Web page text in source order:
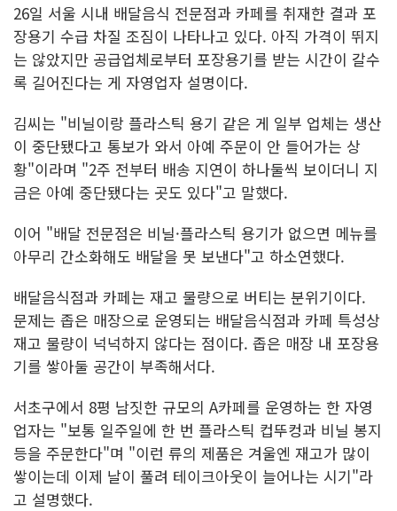
26일 서울 시내 배달음식 전문점과 카페를 취재한 결과 포
장용기 수급 차질 조짐이 나타나고 있다. 아직 가격이 뛰지
는 않았지만 공급업체로부터 포장용기를 받는 시간이 갈수
록 길어진다는 게 자영업자 설명이다.
김씨는 "비닐이랑 플라스틱 용기 같은 게 일부 업체는 생산
이 중단됐다고 통보가 와서 아예 주문이 안 들어가는 상
황"이라며 "2주 전부터 배송 지연이 하나둘씩 보이더니 지
금은 아예 중단됐다는 곳도 있다"고 말했다.
이어 "배달 전문점은 비닐·플라스틱 용기가 없으면 메뉴를
아무리 간소화해도 배달을 못 보낸다"고 하소연했다.
배달음식점과 카페는 재고 물량으로 버티는 분위기이다.
문제는 좁은 매장으로 운영되는 배달음식점과 카페 특성상
재고 물량이 넉넉하지 않다는 점이다. 좁은 매장 내 포장용
기를 쌓아둘 공간이 부족해서다.
서초구에서 8평 남짓한 규모의 A카페를 운영하는 한 자영
업자는 "보통 일주일에 한 번 플라스틱 컵뚜컹과 비닐 봉지
등을 주문한다"며 "이런 류의 제품은 겨울엔 재고가 많이
쌓이는데 이제 날이 풀려 테이크아웃이 늘어나는 시기"라
고 설명했다.